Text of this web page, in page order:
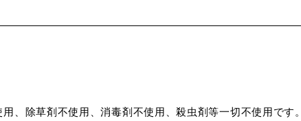
、除草剤不使用、消毒剤不使用、殺虫剤等一切不使用です。